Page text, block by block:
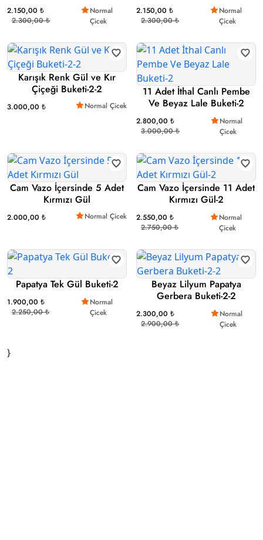
2.150,00 ₺
2.300,00 ₺
Normal
Çicek
2.150,00 ₺
2.300,00 ₺
Normal
Çicek
Karışık Renk Gül ve Kır
Çiçeği Buketi-2-2
3.000,00 ₺ Normal Çicek
11 Adet İthal Canlı Pembe
Ve Beyaz Lale Buketi-2
2.800,00 ₺
3.000,00 ₺
Normal
Çicek
Cam Vazo İçersinde 5 Adet
Kırmızı Gül
2.000,00 ₺ Normal Çicek
Cam Vazo İçersinde 11 Adet
Kırmızı Gül-2
2.550,00 ₺
2.750,00 ₺
Normal
Çicek
Papatya Tek Gül Buketi-2
1.900,00 ₺
2.250,00 ₺
Normal
Çicek
Beyaz Lilyum Papatya
Gerbera Buketi-2-2
2.300,00 ₺
2.900,00 ₺
Normal
Çicek
}